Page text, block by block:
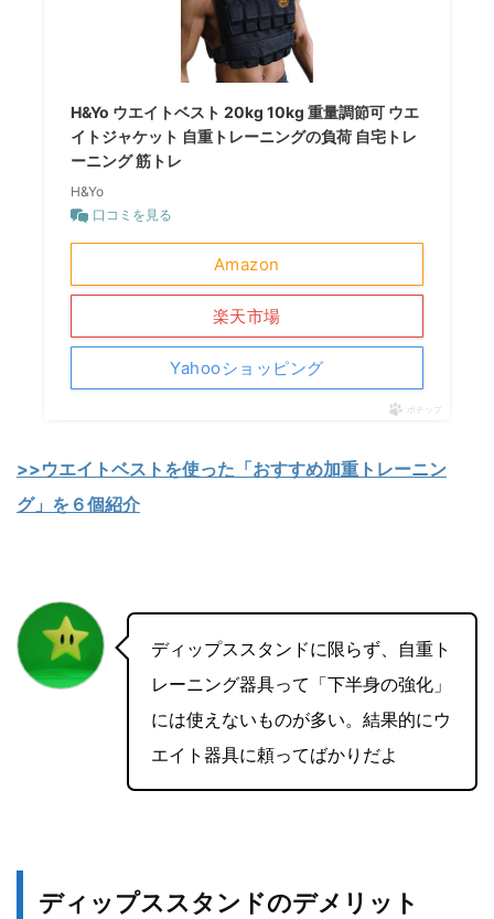
H&Yo ウエイトベスト 20kg 10kg 重量調節可 ウエ
イトジャケット 自重トレーニングの負荷 自宅トレ
ーニング 筋トレ
H&Yo
口コミを見る
Amazon
楽天市場
Yahooショッピング
ポチップ
>>ウエイトベストを使った「おすすめ加重トレーニン
グ」を６個紹介
ディップススタンドに限らず、自重ト
レーニング器具って「下半身の強化」
には使えないものが多い。結果的にウ
エイト器具に頼ってばかりだよ
ディップススタンドのデメリット